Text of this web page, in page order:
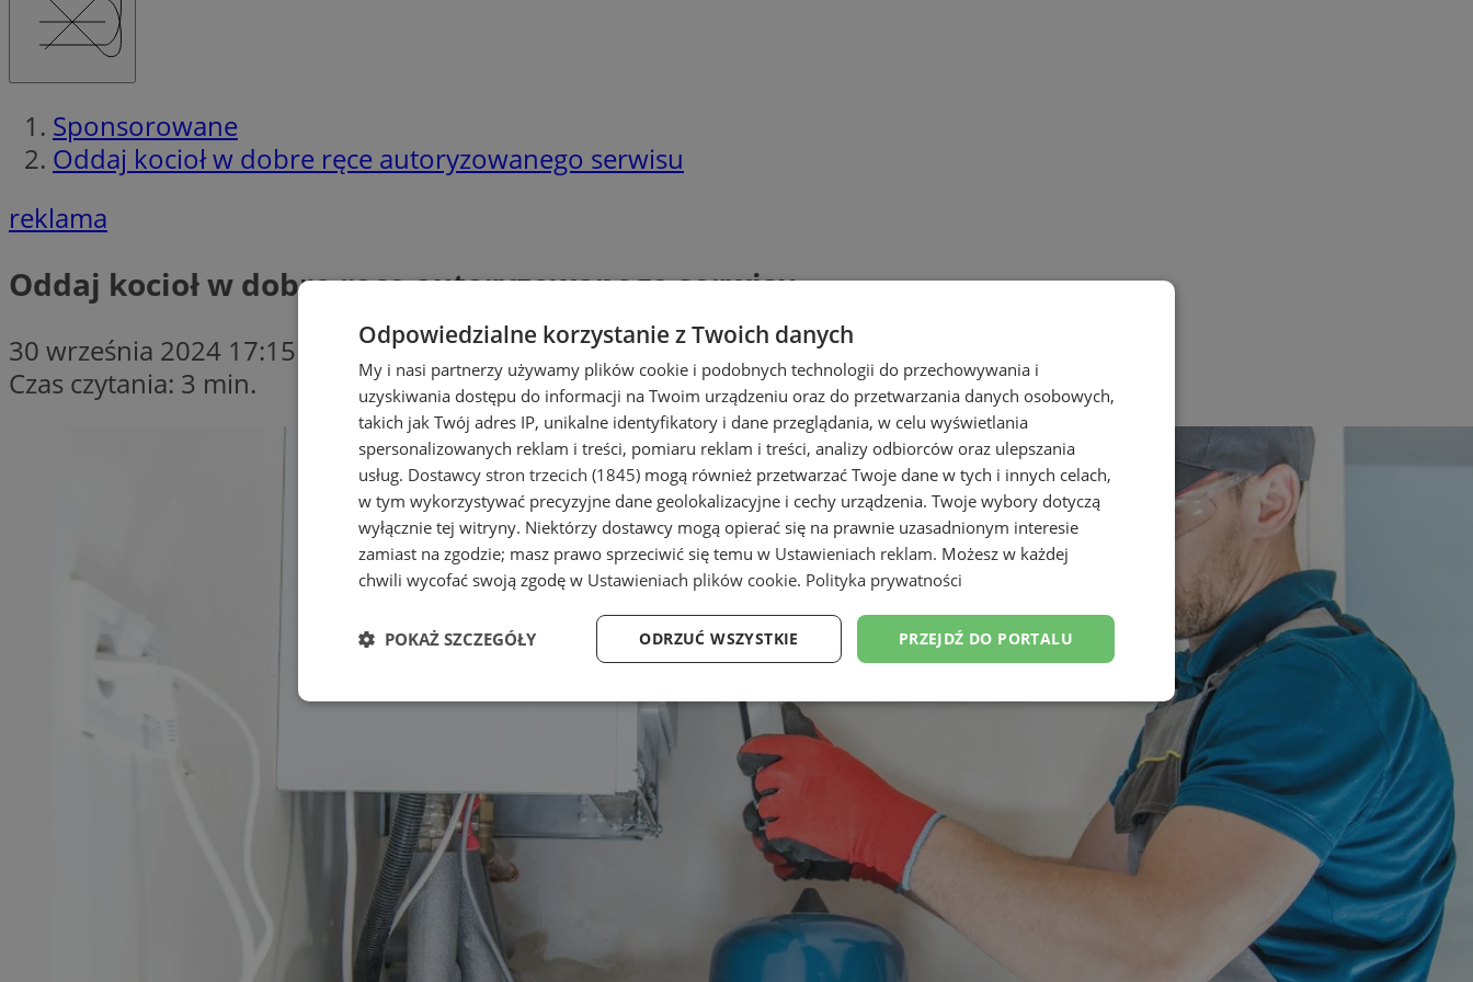
Sponsorowane
Oddaj kocioł w dobre ręce autoryzowanego serwisu
reklama
Oddaj kocioł w dobre ręce autoryzowanego serwisu
30 września 2024 17:15
Czas czytania: 3 min.
Odpowiedzialne korzystanie z Twoich danych
My i nasi partnerzy używamy plików cookie i podobnych technologii do przechowywania i
uzyskiwania dostępu do informacji na Twoim urządzeniu oraz do przetwarzania danych osobowych,
takich jak Twój adres IP, unikalne identyfikatory i dane przeglądania, w celu wyświetlania
spersonalizowanych reklam i treści, pomiaru reklam i treści, analizy odbiorców oraz ulepszania
usług. Dostawcy stron trzecich (1845) mogą również przetwarzać Twoje dane w tych i innych celach,
w tym wykorzystywać precyzyjne dane geolokalizacyjne i cechy urządzenia. Twoje wybory dotyczą
wyłącznie tej witryny. Niektórzy dostawcy mogą opierać się na prawnie uzasadnionym interesie
zamiast na zgodzie; masz prawo sprzeciwić się temu w Ustawieniach reklam. Możesz w każdej
chwili wycofać swoją zgodę w Ustawieniach plików cookie. Polityka prywatności
PRZEJDŹ DO PORTALU
ODRZUĆ WSZYSTKIE
POKAŻ SZCZEGÓŁY
Niezbędne Wydajność Targetowanie Funkcjonalność Niesklasyfikowane
Niezbędne Funkcjonalność Niesklasyfikowane
Niezbędne pliki cookie umożliwiają korzystanie z podstawowych funkcji strony internetowej, takich jak logowanie użytkownika i
zarządzanie kontem. Bez niezbędnych plików cookie nie można prawidłowo korzystać ze strony internetowej.
Nazwa Provider Opis